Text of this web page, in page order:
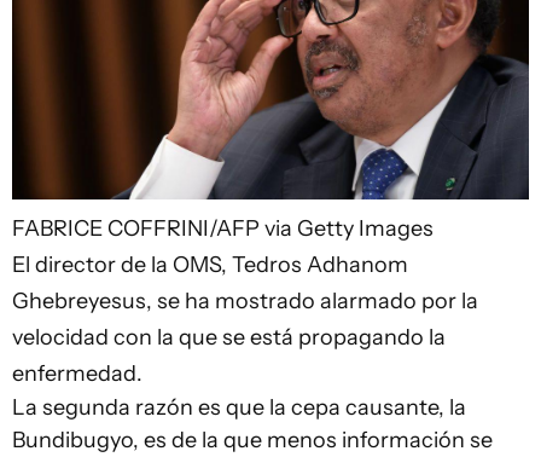
FABRICE COFFRINI/AFP via Getty Images
El director de la OMS, Tedros Adhanom
Ghebreyesus, se ha mostrado alarmado por la
velocidad con la que se está propagando la
enfermedad.
La segunda razón es que la cepa causante, la
Bundibugyo, es de la que menos información se